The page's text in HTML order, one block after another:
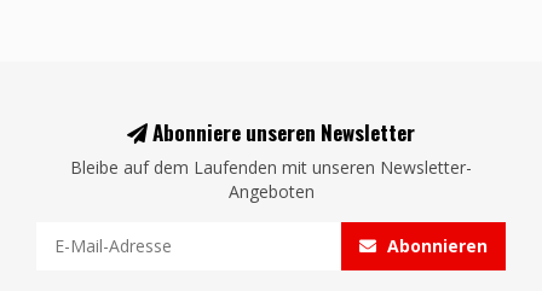
Abonniere unseren Newsletter
Bleibe auf dem Laufenden mit unseren Newsletter-
Angeboten
Abonnieren